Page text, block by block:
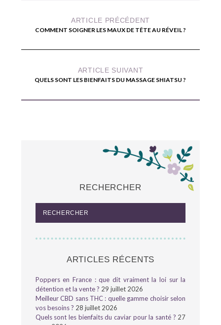
ARTICLE PRÉCÉDENT
COMMENT SOIGNER LES MAUX DE TÊTE AU RÉVEIL ?
ARTICLE SUIVANT
QUELS SONT LES BIENFAITS DU MASSAGE SHIATSU ?
RECHERCHER
ARTICLES RÉCENTS
Poppers en France : que dit vraiment la loi sur la
détention et la vente ? 29 juillet 2026
Meilleur CBD sans THC : quelle gamme choisir selon
vos besoins ? 28 juillet 2026
Quels sont les bienfaits du caviar pour la santé ? 27